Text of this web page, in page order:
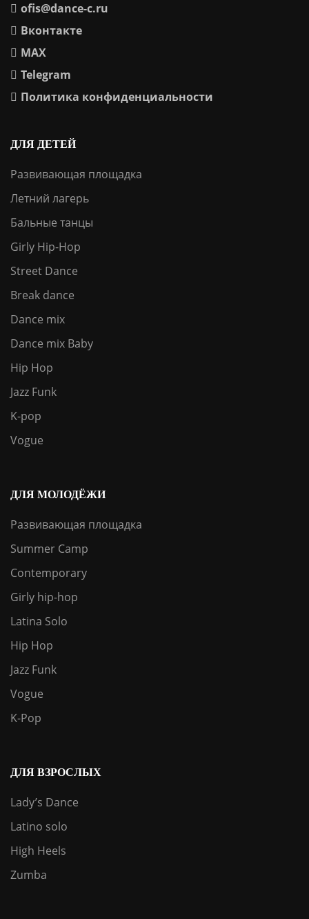
ofis@dance-c.ru
Вконтакте
МАХ
Telegram
Политика конфиденциальности
ДЛЯ ДЕТЕЙ
Развивающая площадка
Летний лагерь
Бальные танцы
Girly Hip-Hop
Street Dance
Break dance
Dance mix
Dance mix Baby
Hip Hop
Jazz Funk
K-pop
Vogue
ДЛЯ МОЛОДЁЖИ
Развивающая площадка
Summer Camp
Contemporary
Girly hip-hop
Latina Solo
Hip Hop
Jazz Funk
Vogue
K-Pop
ДЛЯ ВЗРОСЛЫХ
Lady’s Dance
Latino solo
High Heels
Zumba